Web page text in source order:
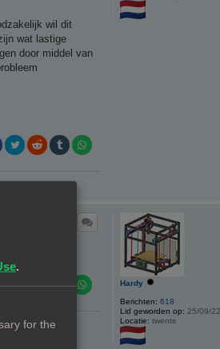
wil dit
wat lastige
door middel van
Hardy
Berichten: 618
Lid geworden op: 25/09/
Locatie: twente
.
for the